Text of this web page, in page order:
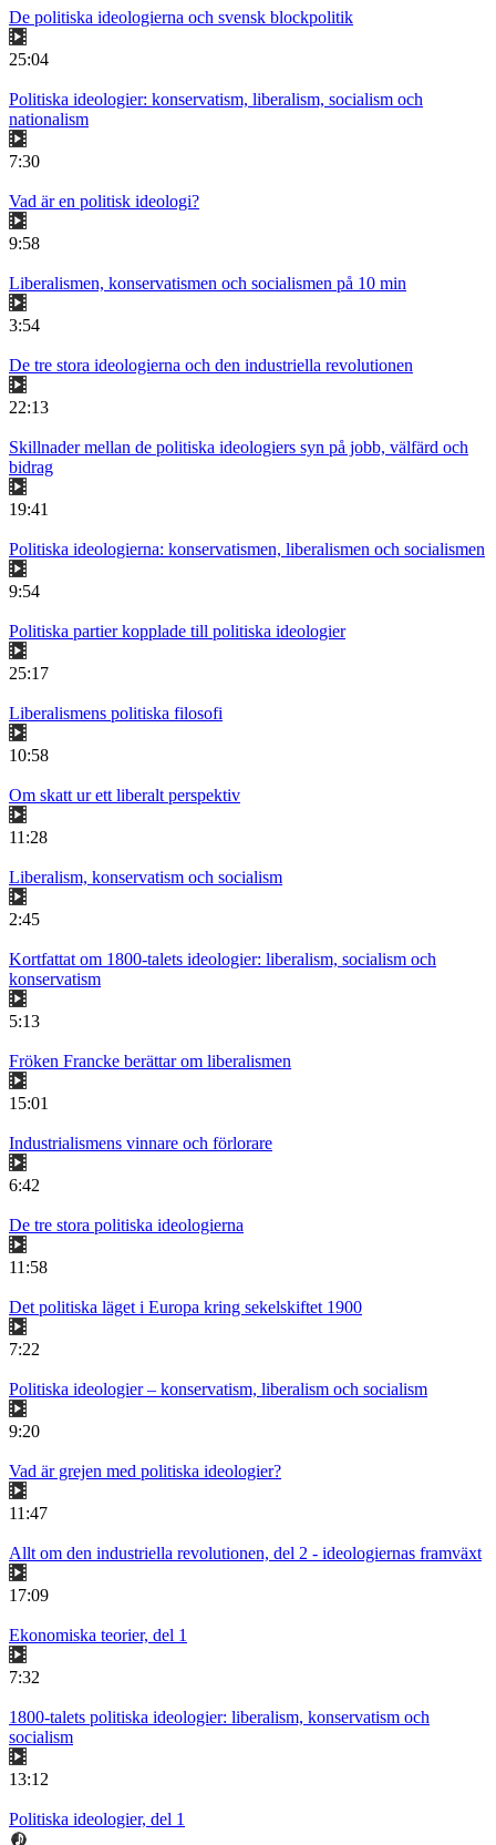
De politiska ideologierna och svensk blockpolitik
25:04
Politiska ideologier: konservatism, liberalism, socialism och
nationalism
7:30
Vad är en politisk ideologi?
9:58
Liberalismen, konservatismen och socialismen på 10 min
3:54
De tre stora ideologierna och den industriella revolutionen
22:13
Skillnader mellan de politiska ideologiers syn på jobb, välfärd och
bidrag
19:41
Politiska ideologierna: konservatismen, liberalismen och socialismen
9:54
Politiska partier kopplade till politiska ideologier
25:17
Liberalismens politiska filosofi
10:58
Om skatt ur ett liberalt perspektiv
11:28
Liberalism, konservatism och socialism
2:45
Kortfattat om 1800-talets ideologier: liberalism, socialism och
konservatism
5:13
Fröken Francke berättar om liberalismen
15:01
Industrialismens vinnare och förlorare
6:42
De tre stora politiska ideologierna
11:58
Det politiska läget i Europa kring sekelskiftet 1900
7:22
Politiska ideologier – konservatism, liberalism och socialism
9:20
Vad är grejen med politiska ideologier?
11:47
Allt om den industriella revolutionen, del 2 - ideologiernas framväxt
17:09
Ekonomiska teorier, del 1
7:32
1800-talets politiska ideologier: liberalism, konservatism och
socialism
13:12
Politiska ideologier, del 1